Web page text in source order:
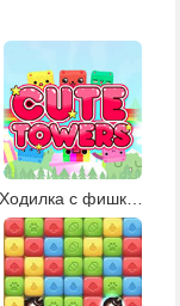
Ходилка с фишками и кубиком